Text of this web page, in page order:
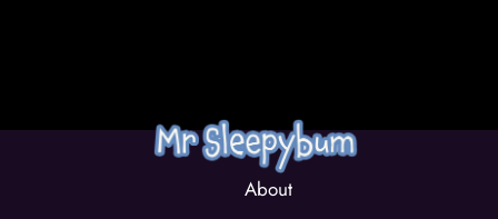
About